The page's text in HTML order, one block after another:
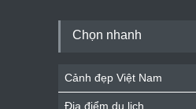
Chọn nhanh
Cảnh đẹp Việt Nam
Địa điểm du lịch